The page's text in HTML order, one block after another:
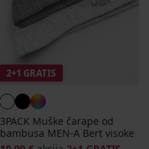
2+1 GRATIS
3PACK Muške čarape od
bambusa MEN-A Bert visoke